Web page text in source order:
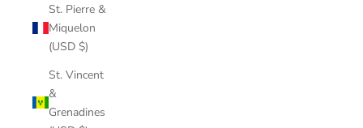
St. Pierre &
Miquelon
(USD $)
St. Vincent
&
Grenadines